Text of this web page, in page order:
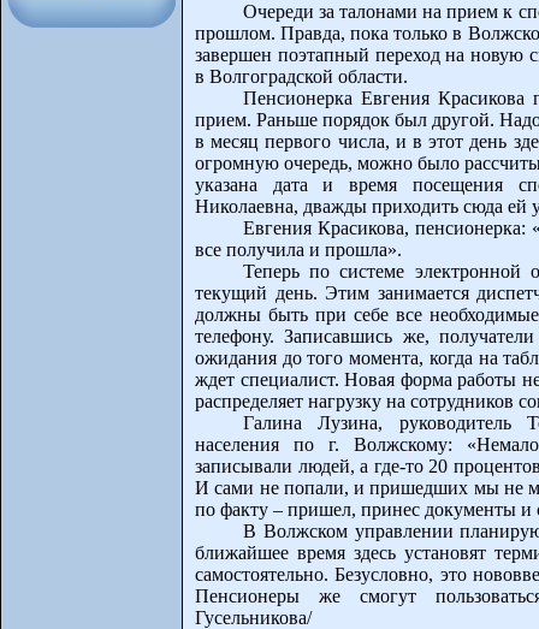
Очереди за талонами на прием к
прошлом. Правда, пока только в
завершен поэтапный переход на
в Волгоградской области.
Пенсионерка Евгения
прием. Раньше порядок был другой.
в месяц первого числа, и в этот день
огромную очередь, можно было
указана дата и время посещения
Николаевна, дважды приходить сюда ей
Евгения Красикова, пенсионерка:
все получила и прошла».
Теперь по системе электронной
текущий день. Этим занимается
должны быть при себе все
телефону. Записавшись же,
ожидания до того момента, когда на
ждет специалист. Новая форма работы
распределяет нагрузку на сотрудников
Галина Лузина, руководитель
населения по г. Волжскому:
записывали людей, а где-то 20
И сами не попали, и пришедших мы не
по факту – пришел, принес документы и
В Волжском управлении
ближайшее время здесь установят
самостоятельно. Безусловно, это
Пенсионеры же смогут
Гусельникова/